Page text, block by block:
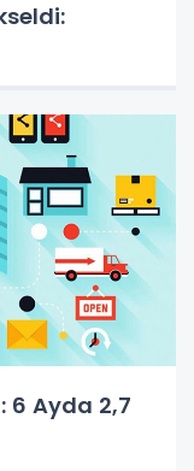
6 Ayda 2,7